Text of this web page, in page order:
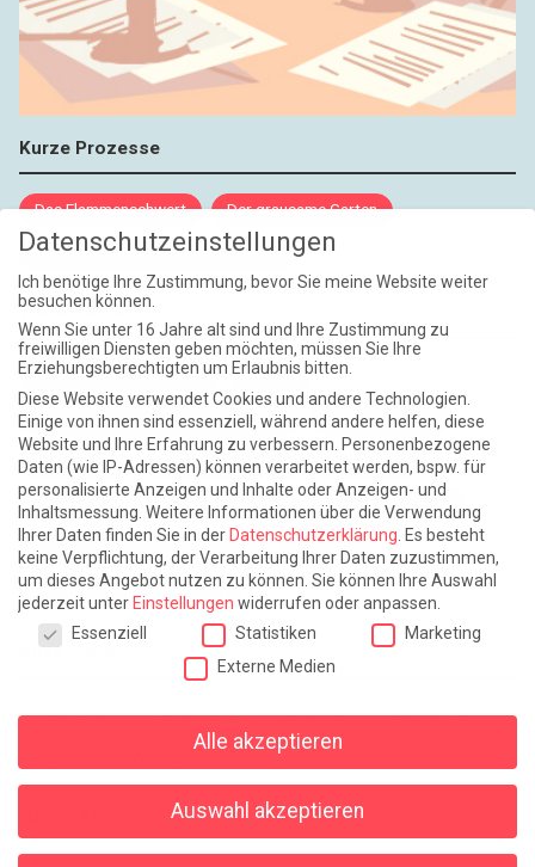
Kurze Prozesse
Das Flammenschwert Der grausame Garten
NIEMALS UND AUCH DANN NICHT
Weite Reisen
Atlantische Turbulenzen DIE ELF
Die Zeit der Ringelblumen ist vorbei Europa im Kopf
Fast am Ziel Frühling in Florenz In der Blase
Leben lernen / Ein Versuch Trinken. Träumen. Trösten.
Triple-Edinburgher mit Ketchup WACHS!
Winterreise (mit Sommern)
Alles sonst
Denkabfall Gereimtes und Ungereimtes Geschichte
Datenschutzeinstellungen
Ich benötige Ihre Zustimmung, bevor Sie meine Website weiter
besuchen können.
Wenn Sie unter 16 Jahre alt sind und Ihre Zustimmung zu
freiwilligen Diensten geben möchten, müssen Sie Ihre
Erziehungsberechtigten um Erlaubnis bitten.
Diese Website verwendet Cookies und andere Technologien.
Einige von ihnen sind essenziell, während andere helfen, diese
Website und Ihre Erfahrung zu verbessern. Personenbezogene
Daten (wie IP-Adressen) können verarbeitet werden, bspw. für
personalisierte Anzeigen und Inhalte oder Anzeigen- und
Inhaltsmessung. Weitere Informationen über die Verwendung
Ihrer Daten finden Sie in der Datenschutzerklärung Es besteht
keine Verpflichtung, der Verarbeitung Ihrer Daten zuzustimmen,
um dieses Angebot nutzen zu können. Sie können Ihre Auswahl
jederzeit unter Einstellungen widerrufen oder anpassen.
Datenschutzeinstellungen
Essenziell Statistiken
Marketing
Externe Medien
Alle akzeptieren
Auswahl akzeptieren